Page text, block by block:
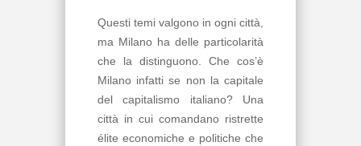
Questi temi valgono in ogni città,
ma Milano ha delle particolarità
che la distinguono. Che cos’è
Milano infatti se non la capitale
del capitalismo italiano? Una
città in cui comandano ristrette
élite economiche e politiche che